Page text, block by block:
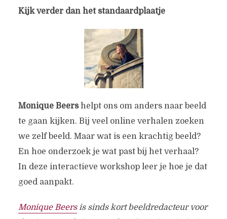
Kijk verder dan het standaardplaatje
Monique Beershelpt ons om anders naar beeld
te gaan kijken. Bij veel online verhalen zoeken
we zelf beeld. Maar wat is een krachtig beeld?
En hoe onderzoek je wat past bij het verhaal?
In deze interactieve workshop leer je hoe je dat
goed aanpakt.
Monique Beersis sinds kort beeldredacteur voor